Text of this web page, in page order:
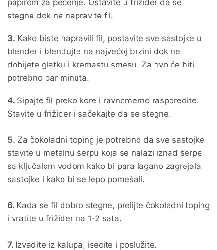
papirom za pečenje. Ostavite u frižider da se
stegne dok ne napravite fil.
3. Kako biste napravili fil, postavite sve sastojke u
blender i blendujte na najvećoj brzini dok ne
dobijete glatku i kremastu smesu. Za ovo će biti
potrebno par minuta.
4. Sipajte fil preko kore i ravnomerno rasporedite.
Stavite u frižider i sačekajte da se stegne.
5. Za čokoladni toping je potrebno da sve sastojke
stavite u metalnu šerpu koja se nalazi iznad šerpe
sa ključalom vodom kako bi para lagano zagrejala
sastojke i kako bi se lepo pomešali.
6. Kada se fil dobro stegne, prelijte čokoladni toping
i vratite u frižider na 1-2 sata.
7. Izvadite iz kalupa, isecite i poslužite.